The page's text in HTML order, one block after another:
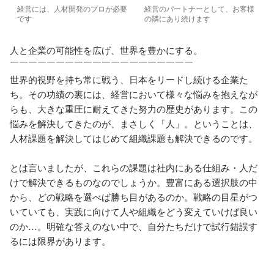
経営には、人材開発のプロが必要
です
経営のパートナーとして、お客様
の隣にあり続けます
人と企業の可能性を広げ、世界を豊かにする。
￣￣￣￣￣￣￣￣￣￣￣￣￣￣￣￣￣￣￣￣
世界的視野を持ち常に戦う、日本をリードし続ける企業た
ち。その功績の裏には、経営において様々な悩みを抱えなが
らも、大きな重圧に耐えてきた努力の歴史があります。この
悩みを解決してきたのが、まさしく「人」。ということは、
人材課題を解決してはじめて組織課題も解決できるのです。
とは言いましたが、これらの課題は社内にある仕組み・人だ
けで解決できるものなのでしょうか。豊富にある選択肢の中
から、どの戦略を選べば勝ち目があるのか。戦略の目星がつ
いていても、実践に向けて人や組織をどう変えていけば良い
のか…。明確な答えのない中で、自分たちだけで試行錯誤す
るには限界があります。